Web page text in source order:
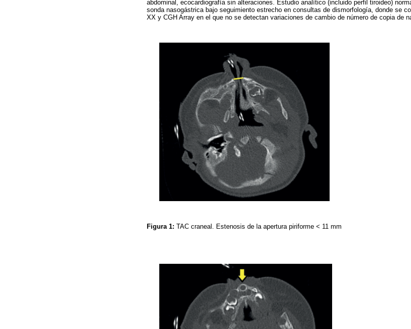
abdominal, ecocardiografía sin alteraciones. Estudio analítico (incluido perfil tiroideo)
sonda nasogástrica bajo seguimiento estrecho en consultas de dismorfología, donde se
XX y CGH Array en el que no se detectan variaciones de cambio de número de copia de
Figura 1: TAC craneal. Estenosis de la apertura piriforme < 11 mm